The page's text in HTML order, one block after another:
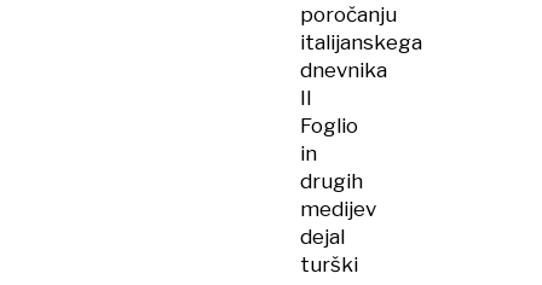
poročanju
italijanskega
dnevnika
Il
Foglio
in
drugih
medijev
dejal
turški